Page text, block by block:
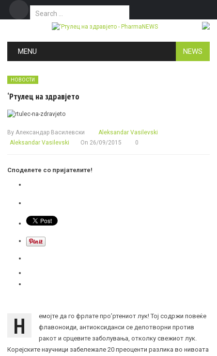
Search for:
MENU NEWS
НОВОСТИ
‘Ртулец на здравјето
By Александар Василевски
Aleksandar Vasilevski
Aleksandar Vasilevski
On 26/09/2015 0
Споделете со пријателите!
Н
емојте да го фрлате про’ртениот лук! Тој содржи повеќе
флавоноиди, антиоксиданси се делотворни против
ракот и срцевите заболувања, отколку свежиот лук.
Корејските научници забележале 20 преоценти разлика во нивоата